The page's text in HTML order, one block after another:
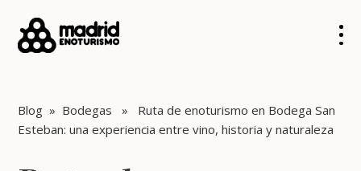
Blog » Bodegas » Ruta de enoturismo en Bodega San
Esteban: una experiencia entre vino, historia y naturaleza